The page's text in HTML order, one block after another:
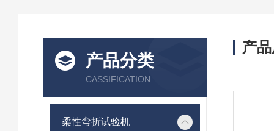
产品分类
CASSIFICATION
柔性弯折试验机
产